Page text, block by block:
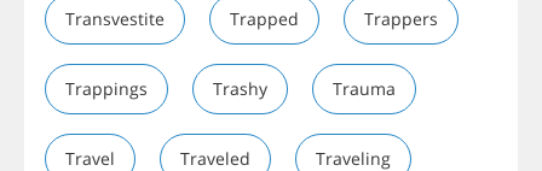
Transvestite Trapped Trappers
Trappings Trashy Trauma
Travel Traveled Traveling